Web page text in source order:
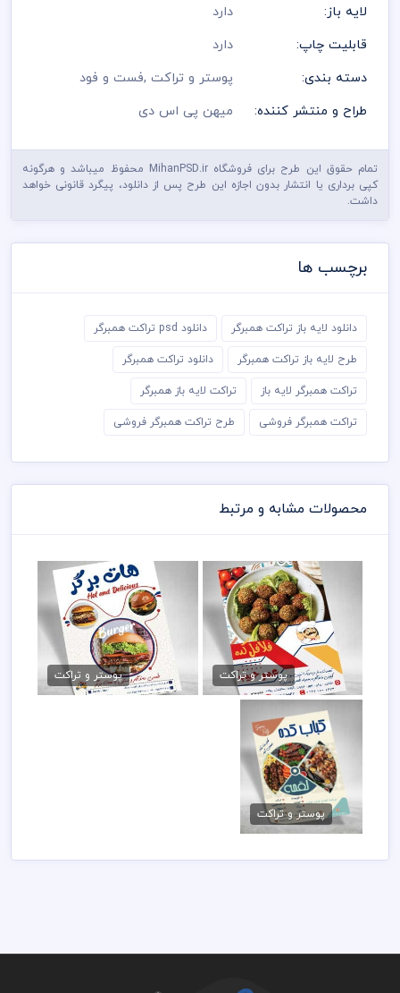
لایه باز:
دارد
قابلیت چاپ:
دارد
دسته بندی:
پوستر و تراکت,فست و فود
طراح و منتشر کننده:
میهن پی اس دی
تمام حقوق این طرح برای فروشگاه MihanPSD.ir محفوظ میباشد و هرگونه
کپی برداری یا انتشار بدون اجازه این طرح پس از دانلود، پیگرد قانونی خواهد
داشت.
برچسب ها
دانلود لایه باز تراکت همبرگر دانلود psd تراکت همبرگر
طرح لایه باز تراکت همبرگر دانلود تراکت همبرگر
تراکت همبرگر لایه باز تراکت لایه باز همبرگر
تراکت همبرگر فروشی طرح تراکت همبرگر فروشی
محصولات مشابه و مرتبط
طرح لایه باز تراکت فلافل و
فست فود
78,998 تومانپوستر و تراکت
تراکت فست فود و برگر PSD
79,000 تومانپوستر و تراکت
تراکت رستوران و کبابی
PSD
79,000 تومان
پوستر و تراکت